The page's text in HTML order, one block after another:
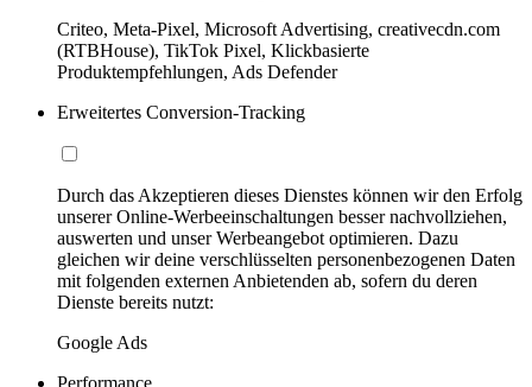
Criteo, Meta-Pixel, Microsoft Advertising, creativecdn.com
(RTBHouse), TikTok Pixel, Klickbasierte
Produktempfehlungen, Ads Defender
Erweitertes Conversion-Tracking
Durch das Akzeptieren dieses Dienstes können wir den Erfolg
unserer Online-Werbeeinschaltungen besser nachvollziehen,
auswerten und unser Werbeangebot optimieren. Dazu
gleichen wir deine verschlüsselten personenbezogenen Daten
mit folgenden externen Anbietenden ab, sofern du deren
Dienste bereits nutzt:
Google Ads
Performance